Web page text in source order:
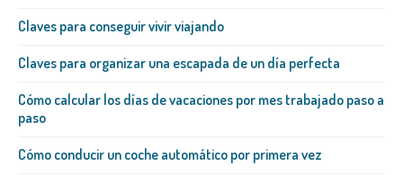
Claves para conseguir vivir viajando
Claves para organizar una escapada de un día perfecta
Cómo calcular los días de vacaciones por mes trabajado paso a
paso
Cómo conducir un coche automático por primera vez